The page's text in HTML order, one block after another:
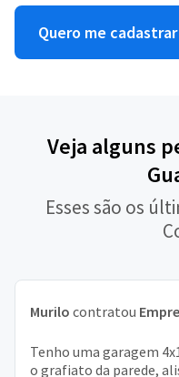
Quero me cadastrar
Veja alguns
Esses são os
Murilo contratou
Tenho uma garagem
o grafiato da parede,